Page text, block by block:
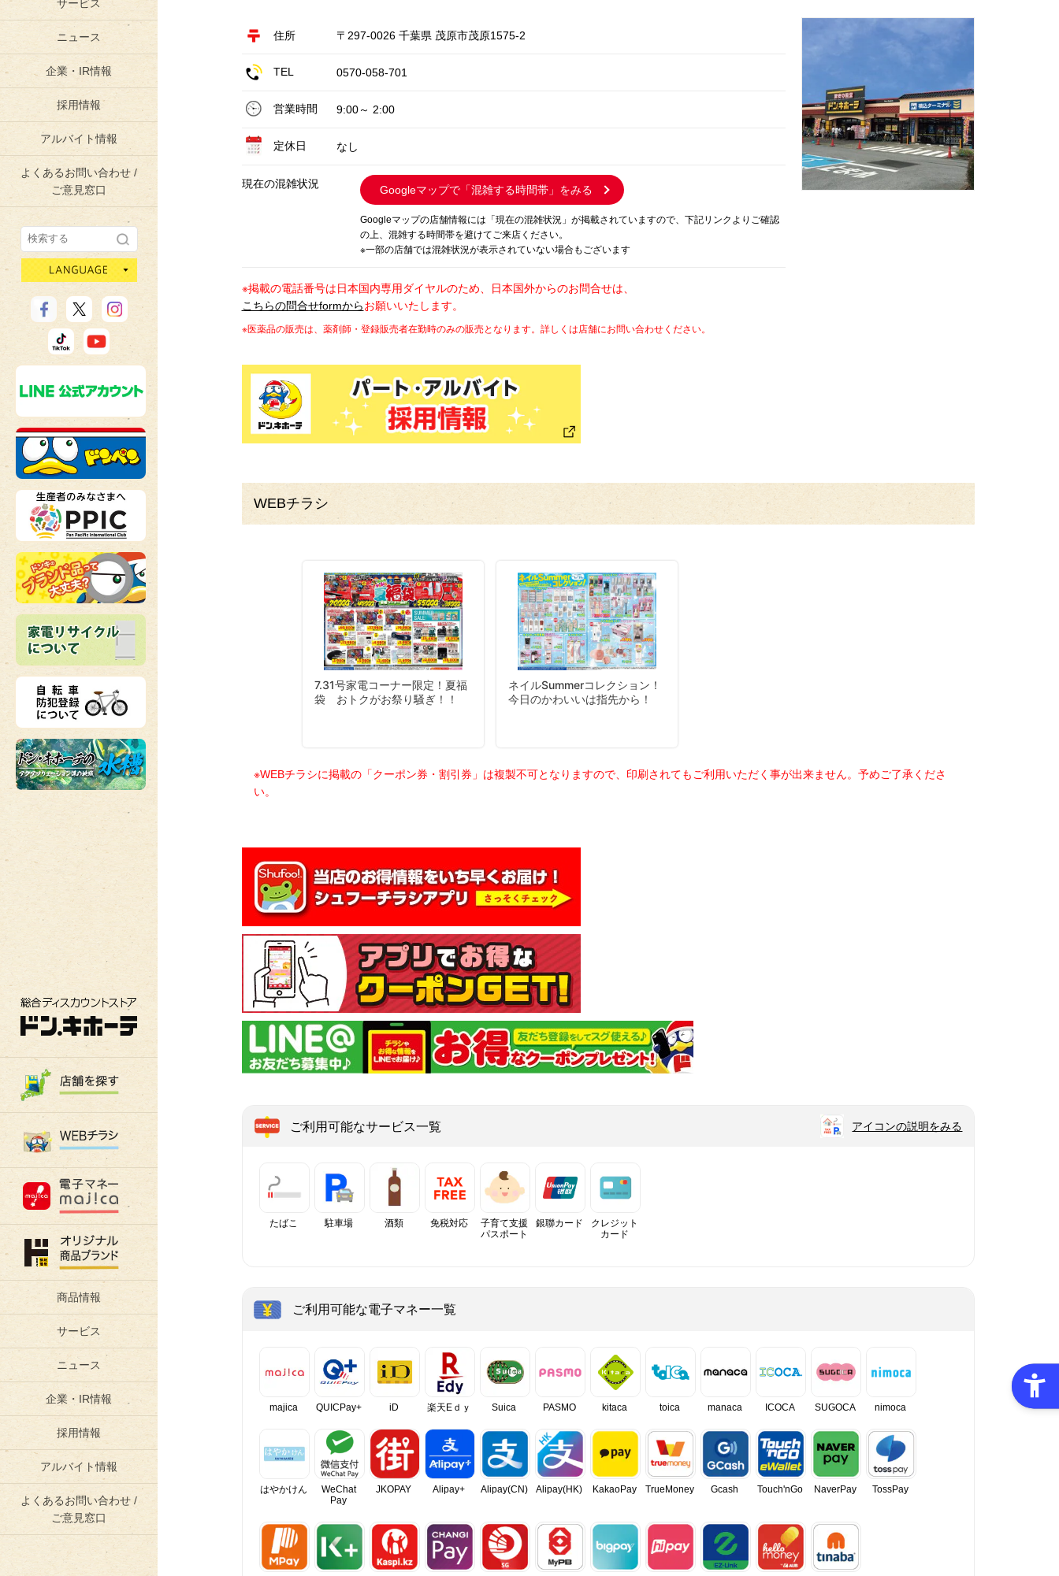
サービス
ニュース
企業・IR情報
採用情報
アルバイト情報
よくあるお問い合わせ /
ご意見窓口
総合ディスカウントストア ドン・キホーテ
商品情報
サービス
ニュース
企業・IR情報
採用情報
アルバイト情報
よくあるお問い合わせ /
ご意見窓口
住所 〒297-0026 千葉県 茂原市茂原1575-2
TEL 0570-058-701
営業時間 9:00～ 2:00
定休日 なし
現在の混雑状況 Googleマップで「混雑する時間帯」をみる
Googleマップの店舗情報には「現在の混雑状況」が掲載されていますので、下記リンクよりご確認
の上、混雑する時間帯を避けてご来店ください。
※一部の店舗では混雑状況が表示されていない場合もございます
※掲載の電話番号は日本国内専用ダイヤルのため、日本国外からのお問合せは、
こちらの問合せformからお願いいたします。
※医薬品の販売は、薬剤師・登録販売者在勤時のみの販売となります。詳しくは店舗にお問い合わせください。
WEBチラシ
※WEBチラシに掲載の「クーポン券・割引券」は複製不可となりますので、印刷されてもご利用いただく事が出来ません。予めご了承くださ
い。
ご利用可能なサービス一覧 アイコンの説明をみる
たばこ 駐車場 酒類 免税対応
子育て支援
パスポート
銀聯カード
クレジット
カード
ご利用可能な電子マネー一覧
majica QUICPay+ iD 楽天Eｄｙ Suica PASMO kitaca toica manaca ICOCA SUGOCA nimoca
はやかけん
WeChat
Pay
JKOPAY Alipay+ Alipay(CN) Alipay(HK) KakaoPay TrueMoney Gcash Touch'nGo NaverPay TossPay